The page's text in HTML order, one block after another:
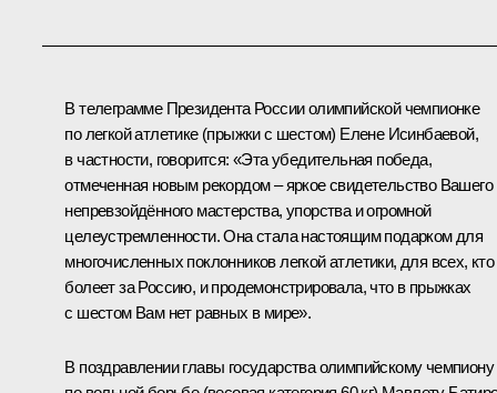
В телеграмме Президента России олимпийской чемпионке
по легкой атлетике (прыжки с шестом) Елене Исинбаевой,
в частности, говорится: «Эта убедительная победа,
отмеченная новым рекордом – яркое свидетельство Вашего
непревзойдённого мастерства, упорства и огромной
целеустремленности. Она стала настоящим подарком для
многочисленных поклонников легкой атлетики, для всех, кто
болеет за Россию, и продемонстрировала, что в прыжках
с шестом Вам нет равных в мире».
В поздравлении главы государства олимпийскому чемпиону